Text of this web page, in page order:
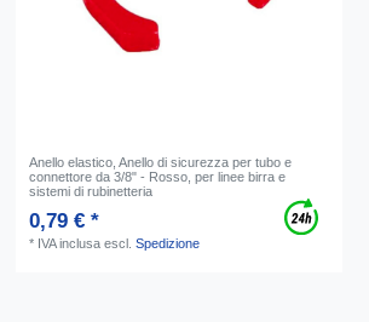
Anello elastico, Anello di sicurezza per tubo e
connettore da 3/8" - Rosso, per linee birra e
sistemi di rubinetteria
0,79 € *
* IVA inclusa escl.Spedizione